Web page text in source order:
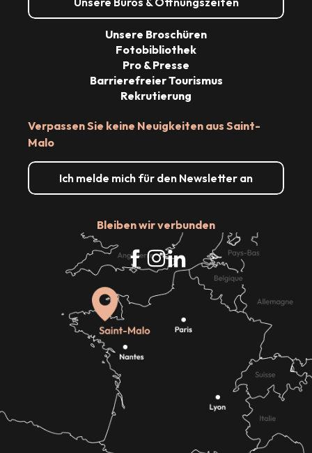
Verpassen Sie keine Neuigkeiten aus Saint-
Malo
Ich melde mich für den Newsletter an
Bleiben wir verbunden
Unsere Broschüren
Fotobibliothek
Pro & Presse
Barrierefreier Tourismus
Rekrutierung